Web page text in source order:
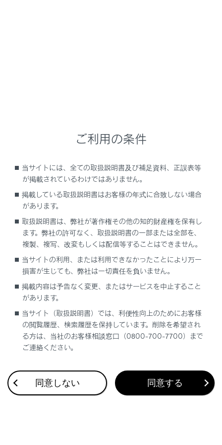
パノラマルーフの調光・透過状態を切りかえたりするこ
電動サンシェード・調光パノラマルーフを操作
するには
合わせて見られているページ
その他の室内装備
フロントオートエアコン
室内灯一覧
このページは役に立ちましたか？
ご利用の条件
当サイトには、全ての取扱説明書及び補足資料、正誤表等
が掲載されているわけではありません。
掲載している取扱説明書はお客様の年式に合致しない場合
があります。
取扱説明書は、弊社が著作権その他の知的財産権を保有し
ます。弊社の許可なく、取扱説明書の一部または全部を、
複製、複写、改変もしくは配信等することはできません。
当サイトの利用、または利用できなかったことにより万一
損害が生じても、弊社は一切責任を負いません。
掲載内容は予告なく変更、またはサービスを中止すること
があります。
当サイト（取扱説明書）では、利便性向上のためにお客様
の閲覧履歴、検索履歴を保持しています。削除を希望され
る方は、当社のお客様相談窓口（0800-700-7700）まで
ご連絡ください。
同意しない 同意する